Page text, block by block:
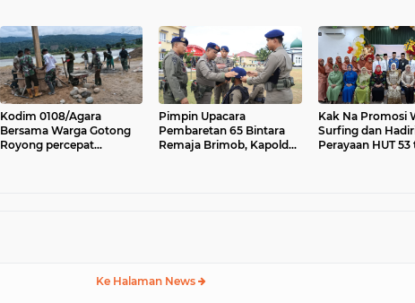
Kodim 0108/Agara
Bersama Warga Gotong
Royong percepat
Pimpin Upacara
Pembaretan 65 Bintara
Remaja Brimob, Kapolda
Kak Na Promosi
Surfing dan
Perayaan HUT
Ke Halaman News